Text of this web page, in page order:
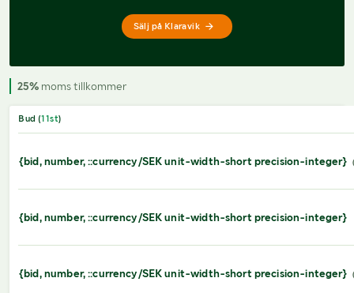
Sälj på Klaravik
25% moms tillkommer
Bud (11st)
{bid, number, ::currency/SEK unit-width-short precision-integer}
{bid, number, ::currency/SEK unit-width-short precision-integer}
{bid, number, ::currency/SEK unit-width-short precision-integer}